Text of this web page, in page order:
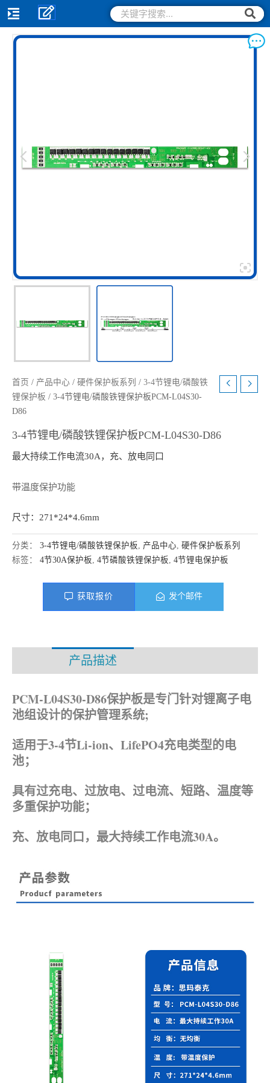
跳
至
搜
索
搜
索
首页 / 产品中心 / 硬件保护板系列 / 3-4节锂电/磷酸铁
锂保护板 / 3-4节锂电/磷酸铁锂保护板PCM-L04S30-
D86
3-4节锂电/磷酸铁锂保护板PCM-L04S30-D86
最大持续工作电流30A，充、放电同口
带温度保护功能
尺寸：271*24*4.6mm
分类： 3-4节锂电/磷酸铁锂保护板 产品中心 硬件保护板系列
标签： 4节30A保护板 4节磷酸铁锂保护板 4节锂电保护板
获取报价 发个邮件
产品描述
PCM-L04S30-D86保护板是专门针对锂离子电
池组设计的保护管理系统;
适用于3-4节Li-ion、 LifePO4充电类型的电
池；
具有过充电、过放电、过电流、短路、温度等
多重保护功能；
充、放电同口，最大持续工作电流30A。